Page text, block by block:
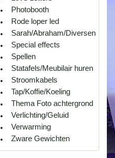
Photobooth
Rode loper led
Sarah/Abraham/Diversen
Special effects
Spellen
Statafels/Meubilair huren
Stroomkabels
Tap/Koffie/Koeling
Thema Foto achtergrond
Verlichting/Geluid
Verwarming
Zware Gewichten